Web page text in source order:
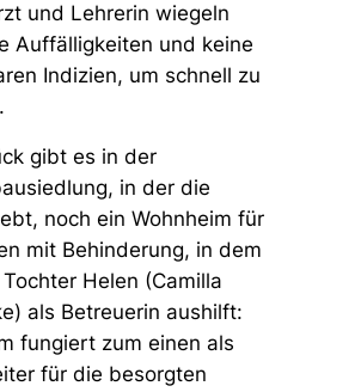
und Lehrerin wiegeln
Auffälligkeiten und keine
Indizien, um schnell zu
gibt es in der
in der die
noch ein Wohnheim für
mit Behinderung, in dem
Helen (Camilla
als Betreuerin aushilft:
fungiert zum einen als
für die besorgten